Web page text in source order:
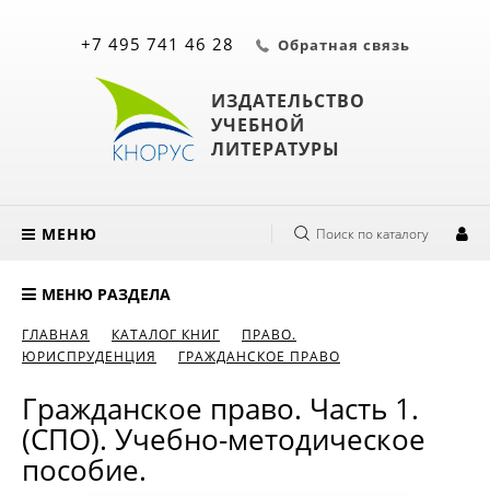
ИЗДАТЕЛЬСТВО
УЧЕБНОЙ
ЛИТЕРАТУРЫ
+7 495 741 46 28 Обратная связь
МЕНЮ Поиск по каталогу
МЕНЮ РАЗДЕЛА
ГЛАВНАЯ КАТАЛОГ КНИГ
ПРАВО.
ЮРИСПРУДЕНЦИЯ
ГРАЖДАНСКОЕ ПРАВО
Гражданское право. Часть 1.
(СПО). Учебно-методическое
пособие.